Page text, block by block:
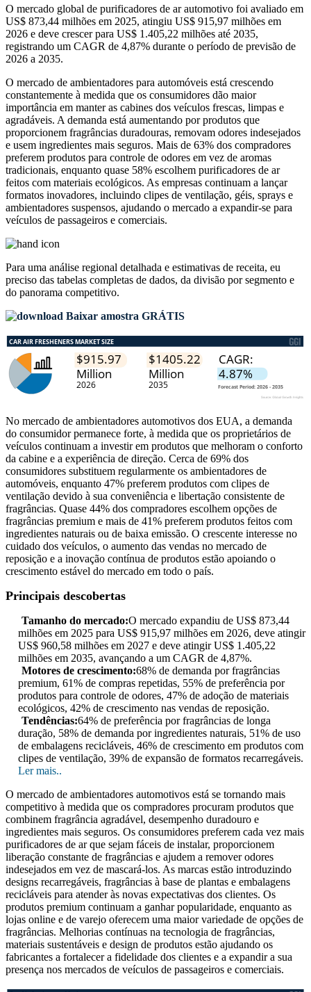
O mercado global de purificadores de ar automotivo foi avaliado em
US$ 873,44 milhões em 2025, atingiu US$ 915,97 milhões em
2026 e deve crescer para US$ 1.405,22 milhões até 2035,
registrando um CAGR de 4,87% durante o período de previsão de
2026 a 2035.
O mercado de ambientadores para automóveis está crescendo
constantemente à medida que os consumidores dão maior
importância em manter as cabines dos veículos frescas, limpas e
agradáveis. A demanda está aumentando por produtos que
proporcionem fragrâncias duradouras, removam odores indesejados
e usem ingredientes mais seguros. Mais de 63% dos compradores
preferem produtos para controle de odores em vez de aromas
tradicionais, enquanto quase 58% escolhem purificadores de ar
feitos com materiais ecológicos. As empresas continuam a lançar
formatos inovadores, incluindo clipes de ventilação, géis, sprays e
ambientadores suspensos, ajudando o mercado a expandir-se para
veículos de passageiros e comerciais.
Para uma análise regional detalhada e estimativas de receita, eu
preciso das tabelas completas de dados, da divisão por segmento e
do panorama competitivo.
Baixar amostra GRÁTIS
No mercado de ambientadores automotivos dos EUA, a demanda
do consumidor permanece forte, à medida que os proprietários de
veículos continuam a investir em produtos que melhoram o conforto
da cabine e a experiência de direção. Cerca de 69% dos
consumidores substituem regularmente os ambientadores de
automóveis, enquanto 47% preferem produtos com clipes de
ventilação devido à sua conveniência e libertação consistente de
fragrâncias. Quase 44% dos compradores escolhem opções de
fragrâncias premium e mais de 41% preferem produtos feitos com
ingredientes naturais ou de baixa emissão. O crescente interesse no
cuidado dos veículos, o aumento das vendas no mercado de
reposição e a inovação contínua de produtos estão apoiando o
crescimento estável do mercado em todo o país.
Principais descobertas
Tamanho do mercado:O mercado expandiu de US$ 873,44
milhões em 2025 para US$ 915,97 milhões em 2026, deve atingir
US$ 960,58 milhões em 2027 e deve atingir US$ 1.405,22
milhões em 2035, avançando a um CAGR de 4,87%.
Motores de crescimento:68% de demanda por fragrâncias
premium, 61% de compras repetidas, 55% de preferência por
produtos para controle de odores, 47% de adoção de materiais
ecológicos, 42% de crescimento nas vendas de reposição.
Tendências:64% de preferência por fragrâncias de longa
duração, 58% de demanda por ingredientes naturais, 51% de uso
de embalagens recicláveis, 46% de crescimento em produtos com
clipes de ventilação, 39% de expansão de formatos recarregáveis.
Ler mais..
O mercado de ambientadores automotivos está se tornando mais
competitivo à medida que os compradores procuram produtos que
combinem fragrância agradável, desempenho duradouro e
ingredientes mais seguros. Os consumidores preferem cada vez mais
purificadores de ar que sejam fáceis de instalar, proporcionem
liberação constante de fragrâncias e ajudem a remover odores
indesejados em vez de mascará-los. As marcas estão introduzindo
designs recarregáveis, fragrâncias à base de plantas e embalagens
recicláveis ​​para atender às novas expectativas dos clientes. Os
produtos premium continuam a ganhar popularidade, enquanto as
lojas online e de varejo oferecem uma maior variedade de opções de
fragrâncias. Melhorias contínuas na tecnologia de fragrâncias,
materiais sustentáveis ​​e design de produtos estão ajudando os
fabricantes a fortalecer a fidelidade dos clientes e a expandir a sua
presença nos mercados de veículos de passageiros e comerciais.